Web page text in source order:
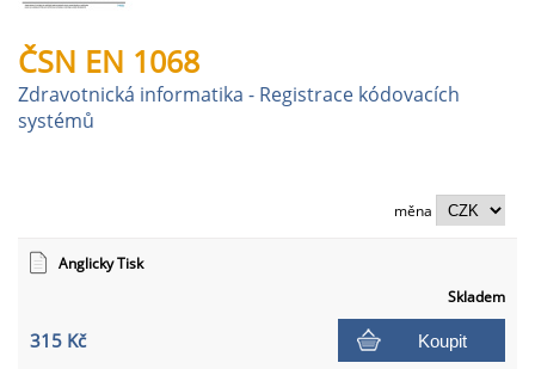
ČSN EN 1068
Zdravotnická informatika - Registrace kódovacích
systémů
měna
Anglicky Tisk
Skladem
315 Kč Koupit